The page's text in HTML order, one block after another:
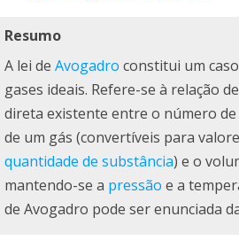
Resumo
A lei de Avogadro constitui um
gases ideais. Refere-se à relação
direta existente entre o número
de um gás (convertíveis para
quantidade de substância) e o
mantendo-se a pressão e a
de Avogadro pode ser enunciada